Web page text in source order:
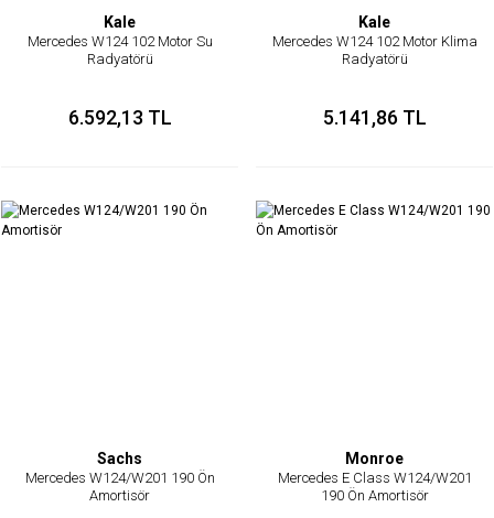
Kale
Mercedes W124 102 Motor Su
Radyatörü
6.592,13 TL
Kale
Mercedes W124 102 Motor Klima
Radyatörü
5.141,86 TL
Sachs
Mercedes W124/W201 190 Ön
Amortisör
Monroe
Mercedes E Class W124/W201
190 Ön Amortisör